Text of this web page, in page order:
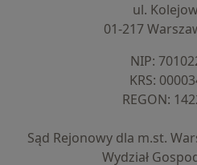
ul.
01-217
NIP:
KRS:
REGON:
Sąd Rejonowy dla m.st.
Wydział